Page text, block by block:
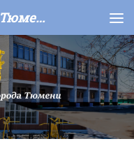
МАОУ СОШ № 22 города Тюмени